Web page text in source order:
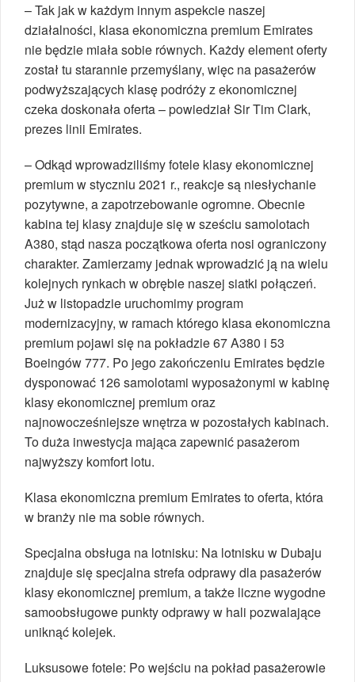
– Tak jak w każdym innym aspekcie naszej
działalności, klasa ekonomiczna premium Emirates
nie będzie miała sobie równych. Każdy element oferty
został tu starannie przemyślany, więc na pasażerów
podwyższających klasę podróży z ekonomicznej
czeka doskonała oferta – powiedział Sir Tim Clark,
prezes linii Emirates.
– Odkąd wprowadziliśmy fotele klasy ekonomicznej
premium w styczniu 2021 r., reakcje są niesłychanie
pozytywne, a zapotrzebowanie ogromne. Obecnie
kabina tej klasy znajduje się w sześciu samolotach
A380, stąd nasza początkowa oferta nosi ograniczony
charakter. Zamierzamy jednak wprowadzić ją na wielu
kolejnych rynkach w obrębie naszej siatki połączeń.
Już w listopadzie uruchomimy program
modernizacyjny, w ramach którego klasa ekonomiczna
premium pojawi się na pokładzie 67 A380 i 53
Boeingów 777. Po jego zakończeniu Emirates będzie
dysponować 126 samolotami wyposażonymi w kabinę
klasy ekonomicznej premium oraz
najnowocześniejsze wnętrza w pozostałych kabinach.
To duża inwestycja mająca zapewnić pasażerom
najwyższy komfort lotu.
Klasa ekonomiczna premium Emirates to oferta, która
w branży nie ma sobie równych.
Specjalna obsługa na lotnisku: Na lotnisku w Dubaju
znajduje się specjalna strefa odprawy dla pasażerów
klasy ekonomicznej premium, a także liczne wygodne
samoobsługowe punkty odprawy w hali pozwalające
uniknąć kolejek.
Luksusowe fotele: Po wejściu na pokład pasażerowie